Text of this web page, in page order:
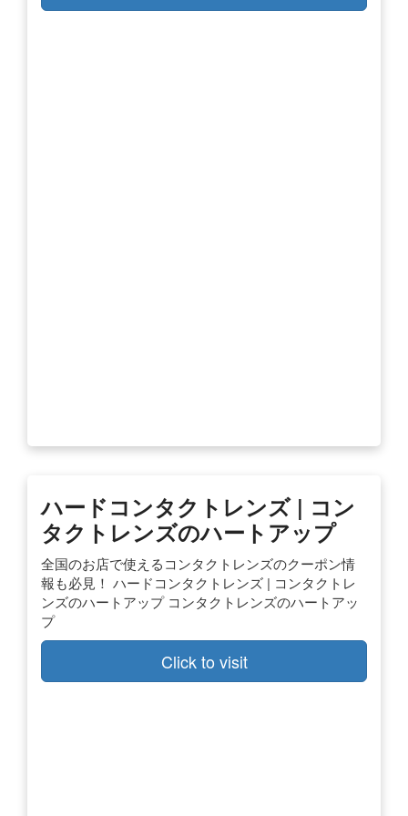
ハードコンタクトレンズ | コン
タクトレンズのハートアップ
全国のお店で使えるコンタクトレンズのクーポン情
報も必見！ ハードコンタクトレンズ | コンタクトレ
ンズのハートアップ コンタクトレンズのハートアッ
プ
Click to visit